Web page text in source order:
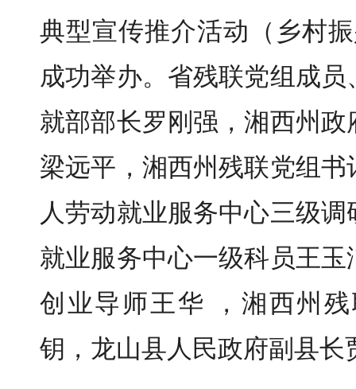
典型宣传推介活动（乡村
成功举办。省残联党组成
就部部长罗刚强，湘西州
梁远平，湘西州残联党组
人劳动就业服务中心三级
就业服务中心一级科员王
创业导师王华 ，湘西州
钥，龙山县人民政府副县长